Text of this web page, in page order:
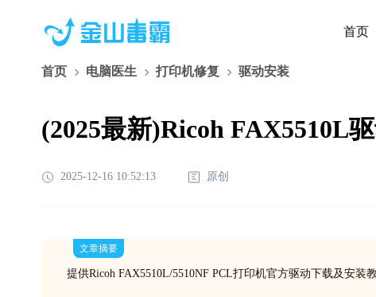
首页
首页 电脑医生 打印机修复 驱动安装
(2025最新)Ricoh FAX5510L
2025-12-16 10:52:13 原创
文章摘要
提供Ricoh FAX5510L/5510NF PCL打印机官方驱动下载及安装